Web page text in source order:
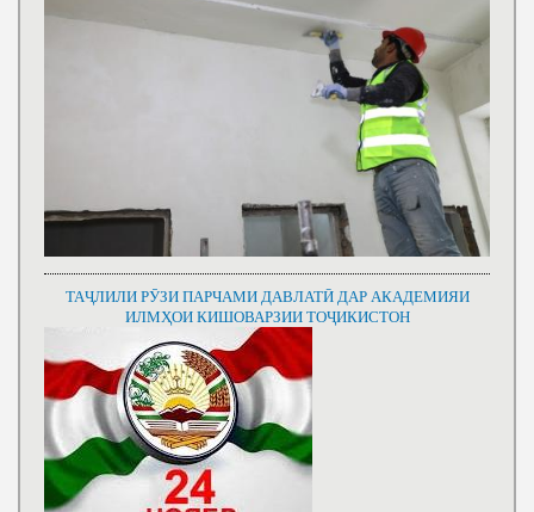
ТАҶЛИЛИ РӮЗИ ПАРЧАМИ ДАВЛАТӢ ДАР АКАДЕМИЯИ
ИЛМҲОИ КИШОВАРЗИИ ТОҶИКИСТОН